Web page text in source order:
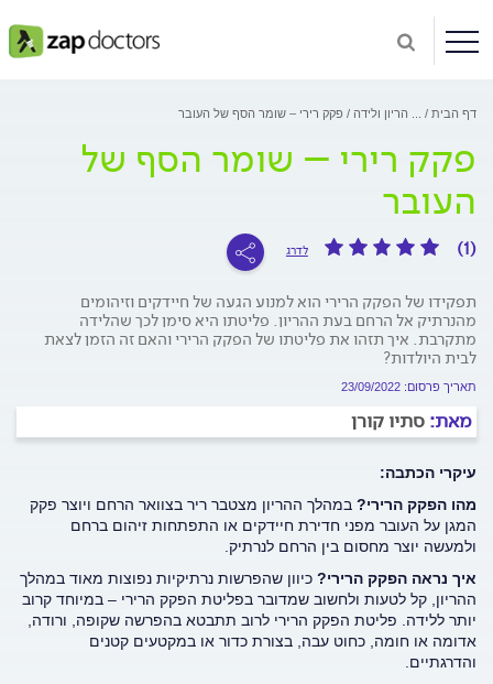
דף הבית הריון ולידה פקק רירי – שומר הסף של העובר
פקק רירי – שומר הסף של
העובר
(1) לדרג
תפקידו של הפקק הרירי הוא למנוע הגעה של חיידקים וזיהומים
מהנרתיק אל הרחם בעת ההריון. פליטתו היא סימן לכך שהלידה
מתקרבת. איך תזהו את פליטתו של הפקק הרירי והאם זה הזמן לצאת
לבית היולדות?
תאריך פרסום: 23/09/2022
מאת: סתיו קורן
עיקרי הכתבה:
מהו הפקק הרירי? במהלך ההריון מצטבר ריר בצוואר הרחם ויוצר פקק
המגן על העובר מפני חדירת חיידקים או התפתחות זיהום ברחם
ולמעשה יוצר מחסום בין הרחם לנרתיק.
איך נראה הפקק הרירי? כיוון שהפרשות נרתיקיות נפוצות מאוד במהלך
ההריון, קל לטעות ולחשוב שמדובר בפליטת הפקק הרירי – במיוחד קרוב
יותר ללידה. פליטת הפקק הרירי לרוב תתבטא בהפרשה שקופה, ורודה,
אדומה או חומה, כחוט עבה, בצורת כדור או במקטעים קטנים
והדרגתיים.